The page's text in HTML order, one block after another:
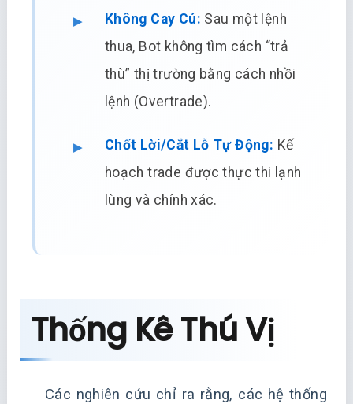
Không Cay Cú: Sau một lệnh
thua, Bot không tìm cách “trả
thù” thị trường bằng cách nhồi
lệnh (Overtrade).
Chốt Lời/Cắt Lỗ Tự Động: Kế
hoạch trade được thực thi lạnh
lùng và chính xác.
Thống Kê Thú Vị
Các nghiên cứu chỉ ra rằng, các hệ thống